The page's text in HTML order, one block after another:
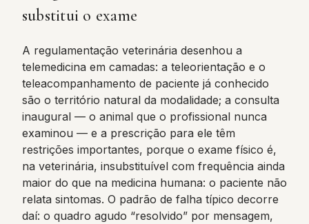
substitui o exame
A regulamentação veterinária desenhou a
telemedicina em camadas: a teleorientação e o
teleacompanhamento de paciente já conhecido
são o território natural da modalidade; a consulta
inaugural — o animal que o profissional nunca
examinou — e a prescrição para ele têm
restrições importantes, porque o exame físico é,
na veterinária, insubstituível com frequência ainda
maior do que na medicina humana: o paciente não
relata sintomas. O padrão de falha típico decorre
daí: o quadro agudo “resolvido” por mensagem,